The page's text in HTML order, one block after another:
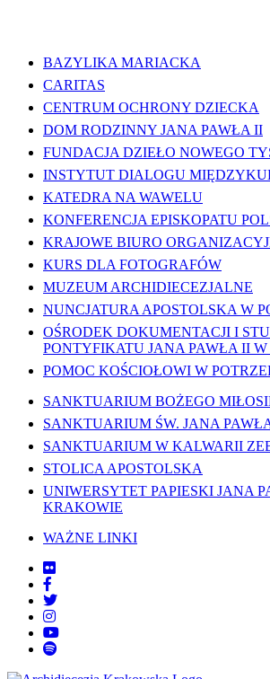
BAZYLIKA MARIACKA
CARITAS
CENTRUM OCHRONY DZIECKA
DOM RODZINNY JANA PAWŁA II
FUNDACJA DZIEŁO NOWEGO
INSTYTUT DIALOGU
KATEDRA NA WAWELU
KONFERENCJA EPISKOPATU
KRAJOWE BIURO
KURS DLA FOTOGRAFÓW
MUZEUM ARCHIDIECEZJALNE
NUNCJATURA APOSTOLSKA W
OŚRODEK DOKUMENTACJI I
PONTYFIKATU JANA PAWŁA II
POMOC KOŚCIOŁOWI W
SANKTUARIUM BOŻEGO
SANKTUARIUM ŚW. JANA
SANKTUARIUM W KALWARII
STOLICA APOSTOLSKA
UNIWERSYTET PAPIESKI JANA
KRAKOWIE
WAŻNE LINKI